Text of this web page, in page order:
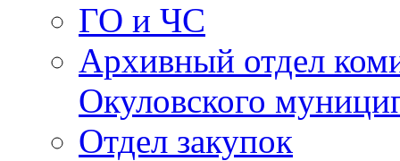
ГО и ЧС
Архивный отдел
Окуловского
Отдел закупок